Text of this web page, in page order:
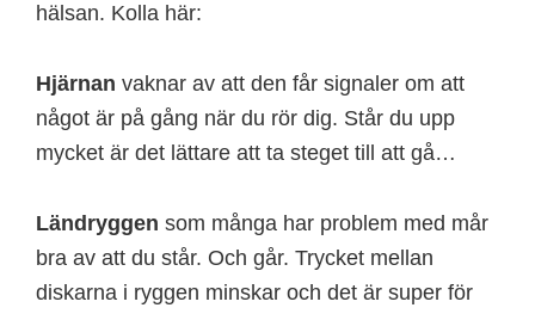
hälsan. Kolla här:
Hjärnan vaknar av att den får signaler om att
något är på gång när du rör dig. Står du upp
mycket är det lättare att ta steget till att gå…
Ländryggen som många har problem med mår
bra av att du står. Och går. Trycket mellan
diskarna i ryggen minskar och det är super för